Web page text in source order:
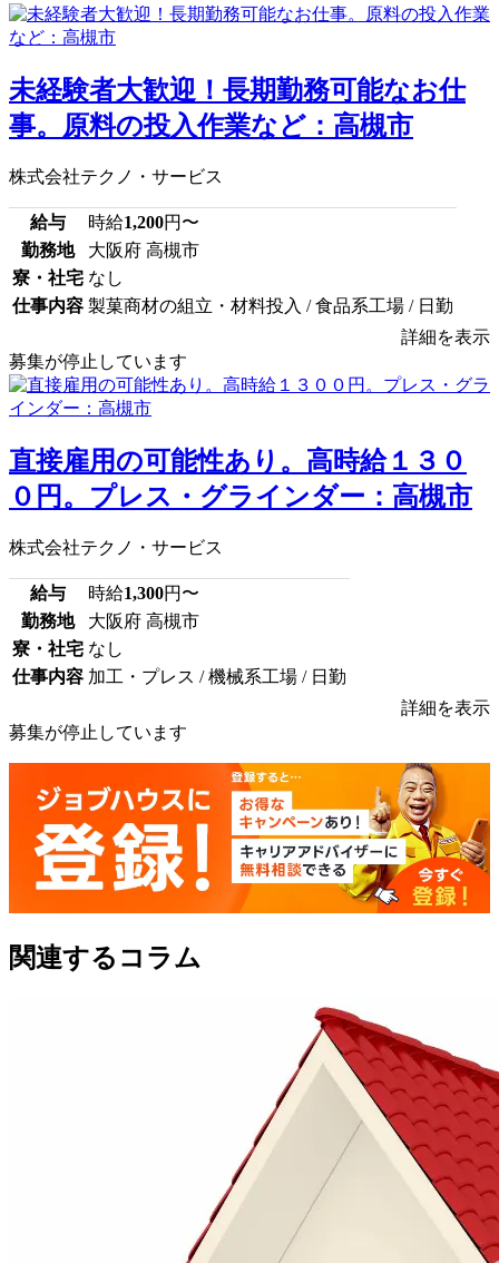
未経験者大歓迎！長期勤務可能なお仕
事。原料の投入作業など：高槻市
株式会社テクノ・サービス
給与 時給1,200円〜
勤務地
大阪府 高槻市
寮・社宅 なし
仕事内容 製菓商材の組立・材料投入 / 食品系工場 / 日勤
詳細を表示
募集が停止しています
直接雇用の可能性あり。高時給１３０
０円。プレス・グラインダー：高槻市
株式会社テクノ・サービス
給与 時給1,300円〜
勤務地
大阪府 高槻市
寮・社宅 なし
仕事内容 加工・プレス / 機械系工場 / 日勤
詳細を表示
募集が停止しています
関連するコラム